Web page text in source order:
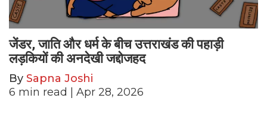
जेंडर, जाति और धर्म के बीच उत्तराखंड की पहाड़ी
लड़कियों की अनदेखी जद्दोजहद
By Sapna Joshi
6 min read | Apr 28, 2026